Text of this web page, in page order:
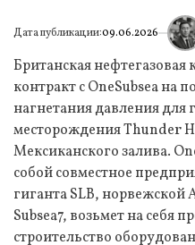
Дата публикации:09.06.2026 ИА
Британская
контракт с OneSubsea на
нагнетания давления для
месторождения Thunder
Мексиканского залива.
собой совместное
гиганта SLB, норвежской
Subsea7, возьмет на себя
строительство